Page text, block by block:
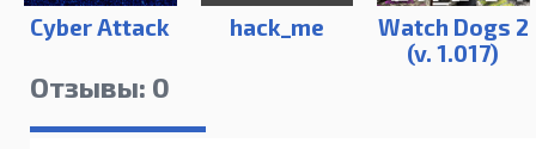
Cyber Attack hack_me
Watch Dogs 2
(v. 1.017)
Отзывы: 0